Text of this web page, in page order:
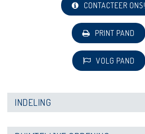
CONTACTEER ONS!
PRINT PAND
VOLG PAND
INDELING